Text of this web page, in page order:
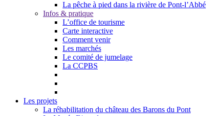
La pêche à pied dans la rivière de Pont-l’Abbé
Infos & pratique
L’office de tourisme
Carte interactive
Comment venir
Les marchés
Le comité de jumelage
La CCPBS
Les projets
La réhabilitation du château des Barons du Pont